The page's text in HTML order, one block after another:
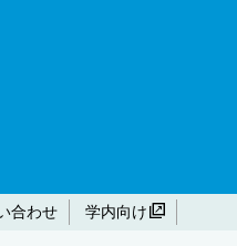
合わせ 学内向け